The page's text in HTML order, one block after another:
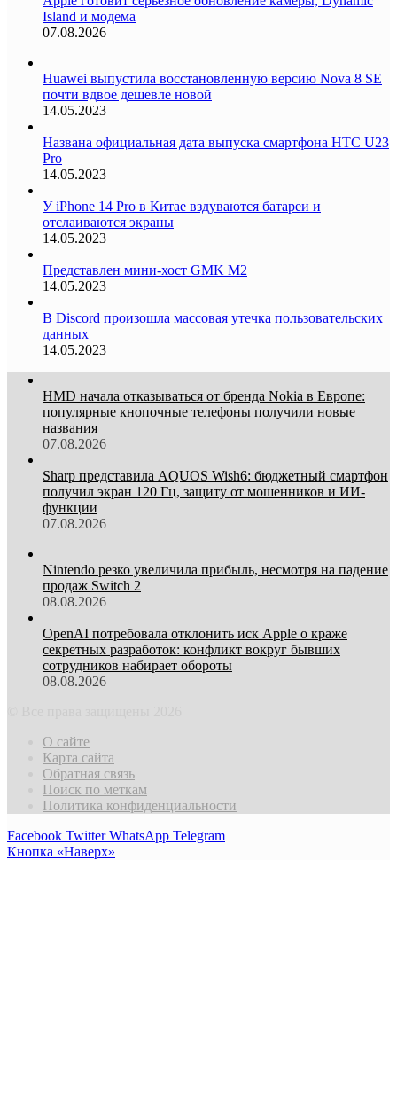
Island и модема
07.08.2026
Huawei выпустила восстановленную версию Nova 8 SE
почти вдвое дешевле новой
14.05.2023
Названа официальная дата выпуска смартфона HTC U23
Pro
14.05.2023
У iPhone 14 Pro в Китае вздуваются батареи и
отслаиваются экраны
14.05.2023
Представлен мини-хост GMK M2
14.05.2023
В Discord произошла массовая утечка пользовательских
данных
14.05.2023
HMD начала отказываться от бренда Nokia в Европе:
популярные кнопочные телефоны получили новые
названия
07.08.2026
Sharp представила AQUOS Wish6: бюджетный смартфон
получил экран 120 Гц, защиту от мошенников и ИИ-
функции
07.08.2026
Nintendo резко увеличила прибыль, несмотря на падение
продаж Switch 2
08.08.2026
OpenAI потребовала отклонить иск Apple о краже
секретных разработок: конфликт вокруг бывших
сотрудников набирает обороты
08.08.2026
О сайте
Карта сайта
Обратная связь
Поиск по меткам
Политика конфиденциальности
Facebook Twitter WhatsApp Telegram
Кнопка «Наверх»